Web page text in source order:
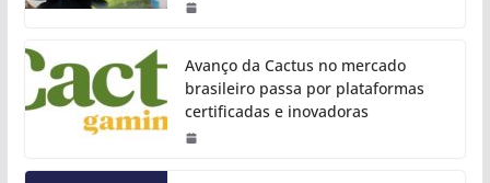
Avanço da Cactus no mercado
brasileiro passa por plataformas
certificadas e inovadoras